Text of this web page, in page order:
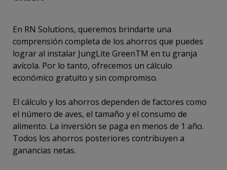
En RN Solutions, queremos brindarte una
comprensión completa de los ahorros que puedes
lograr al instalar JungLite GreenTM en tu granja
avícola. Por lo tanto, ofrecemos un cálculo
económico gratuito y sin compromiso.
El cálculo y los ahorros dependen de factores como
el número de aves, el tamaño y el consumo de
alimento. La inversión se paga en menos de 1 año.
Todos los ahorros posteriores contribuyen a
ganancias netas.